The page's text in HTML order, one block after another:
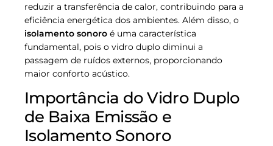
reduzir a transferência de calor, contribuindo para a
eficiência energética dos ambientes. Além disso, o
isolamento sonoro é uma característica
fundamental, pois o vidro duplo diminui a
passagem de ruídos externos, proporcionando
maior conforto acústico.
Importância do Vidro Duplo
de Baixa Emissão e
Isolamento Sonoro